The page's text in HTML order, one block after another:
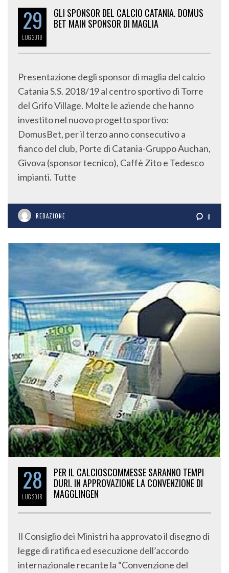
29
LUG2018
GLI SPONSOR DEL CALCIO CATANIA. DOMUS
BET MAIN SPONSOR DI MAGLIA
Presentazione degli sponsor di maglia del calcio
Catania S.S. 2018/19 al centro sportivo di Torre
del Grifo Village. Molte le aziende che hanno
investito nel nuovo progetto sportivo:
DomusBet, per il terzo anno consecutivo a
fianco del club, Porte di Catania-Gruppo Auchan,
Givova (sponsor tecnico), Caffè Zito e Tedesco
impianti. Tutte
REDAZIONE 0
28
LUG2018
PER IL CALCIOSCOMMESSE SARANNO TEMPI
DURI. IN APPROVAZIONE LA CONVENZIONE DI
MAGGLINGEN
Il Consiglio dei Ministri ha approvato il disegno di
legge di ratifica ed esecuzione dell’accordo
internazionale recante la “Convenzione del